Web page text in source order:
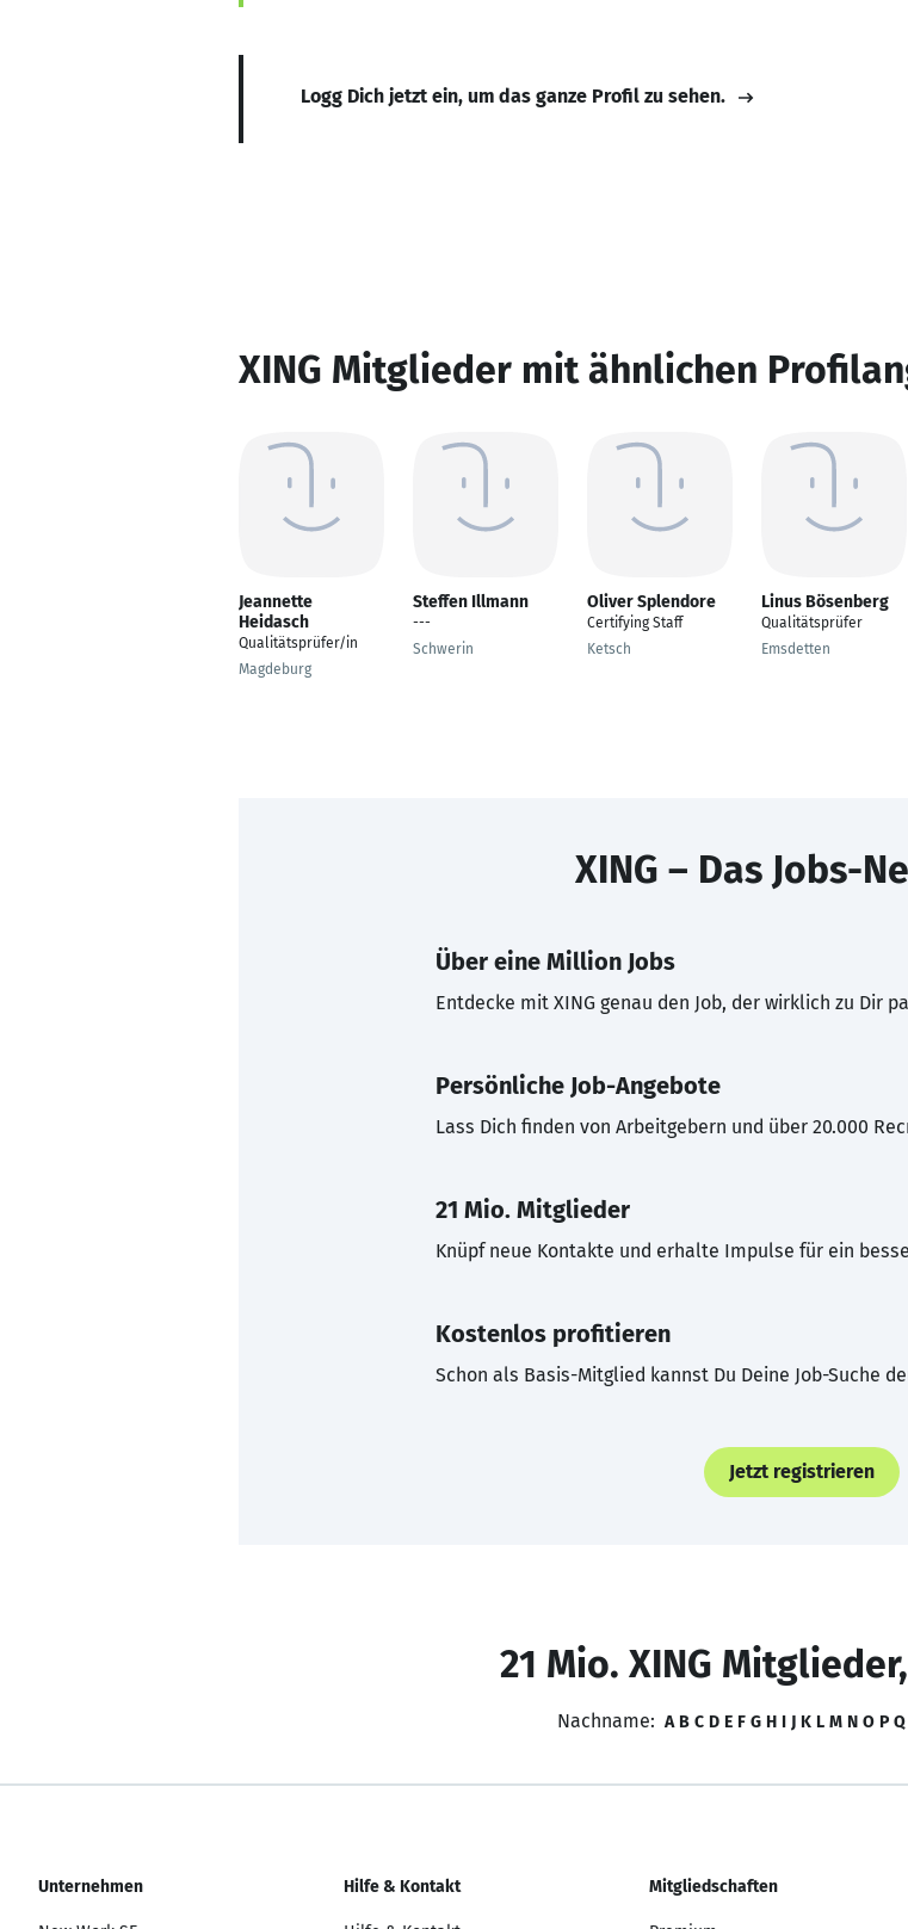
Logg Dich jetzt ein, um das ganze Profil zu sehen.
XING Mitglieder mit ähnlichen
Jeannette
Heidasch
Qualitätsprüfer/in
Magdeburg
Steffen Illmann
---
Schwerin
Oliver Splendore
Certifying Staff
Ketsch
Linus Bösenberg
Qualitätsprüfer
Emsdetten
XING – Das Jobs-
Über eine Million Jobs
Entdecke mit XING genau den Job, der wirklich zu Dir
Persönliche Job-Angebote
Lass Dich finden von Arbeitgebern und über 20.000
21 Mio. Mitglieder
Knüpf neue Kontakte und erhalte Impulse für ein
Kostenlos profitieren
Schon als Basis-Mitglied kannst Du Deine Job-Suche
Jetzt registrieren
21 Mio. XING
Nachname: A B C D E F G H I J K L M N O P Q
Unternehmen Hilfe & Kontakt Mitgliedschaften